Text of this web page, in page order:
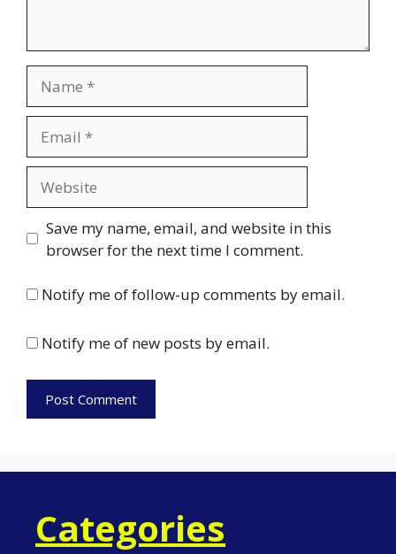
Save my name, email, and website in this
browser for the next time I comment.
Notify me of follow-up comments by email.
Notify me of new posts by email.
Categories